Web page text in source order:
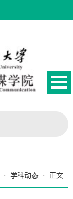
· 学科动态 · 正文